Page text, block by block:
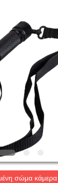
σώμα κάμερα